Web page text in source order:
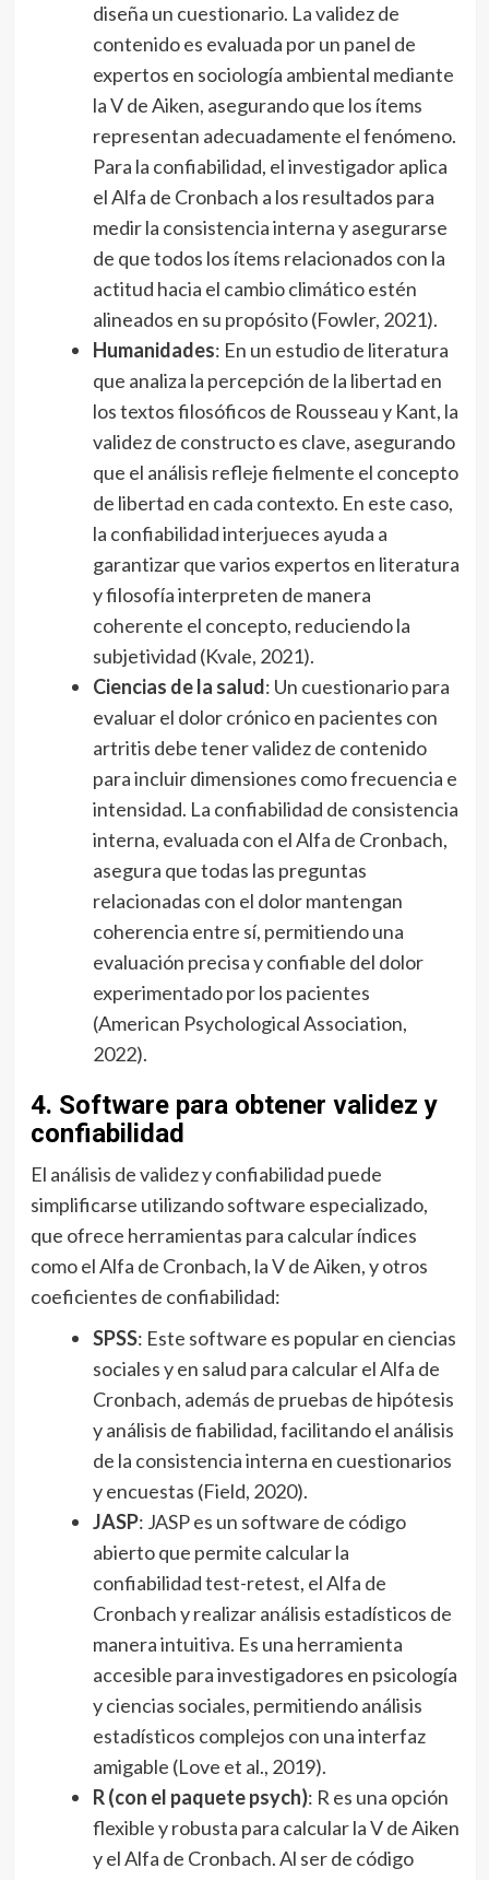
diseña un cuestionario. La validez de
contenido es evaluada por un panel de
expertos en sociología ambiental mediante
la V de Aiken, asegurando que los ítems
representan adecuadamente el fenómeno.
Para la confiabilidad, el investigador aplica
el Alfa de Cronbach a los resultados para
medir la consistencia interna y asegurarse
de que todos los ítems relacionados con la
actitud hacia el cambio climático estén
alineados en su propósito (Fowler, 2021).
Humanidades: En un estudio de literatura
que analiza la percepción de la libertad en
los textos filosóficos de Rousseau y Kant, la
validez de constructo es clave, asegurando
que el análisis refleje fielmente el concepto
de libertad en cada contexto. En este caso,
la confiabilidad interjueces ayuda a
garantizar que varios expertos en literatura
y filosofía interpreten de manera
coherente el concepto, reduciendo la
subjetividad (Kvale, 2021).
Ciencias de la salud: Un cuestionario para
evaluar el dolor crónico en pacientes con
artritis debe tener validez de contenido
para incluir dimensiones como frecuencia e
intensidad. La confiabilidad de consistencia
interna, evaluada con el Alfa de Cronbach,
asegura que todas las preguntas
relacionadas con el dolor mantengan
coherencia entre sí, permitiendo una
evaluación precisa y confiable del dolor
experimentado por los pacientes
(American Psychological Association,
2022).
4. Software para obtener validez y
confiabilidad
El análisis de validez y confiabilidad puede
simplificarse utilizando software especializado,
que ofrece herramientas para calcular índices
como el Alfa de Cronbach, la V de Aiken, y otros
coeficientes de confiabilidad:
SPSS: Este software es popular en ciencias
sociales y en salud para calcular el Alfa de
Cronbach, además de pruebas de hipótesis
y análisis de fiabilidad, facilitando el análisis
de la consistencia interna en cuestionarios
y encuestas (Field, 2020).
JASP: JASP es un software de código
abierto que permite calcular la
confiabilidad test-retest, el Alfa de
Cronbach y realizar análisis estadísticos de
manera intuitiva. Es una herramienta
accesible para investigadores en psicología
y ciencias sociales, permitiendo análisis
estadísticos complejos con una interfaz
amigable (Love et al., 2019).
R (con el paquete psych): R es una opción
flexible y robusta para calcular la V de Aiken
y el Alfa de Cronbach. Al ser de código